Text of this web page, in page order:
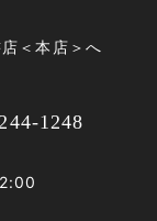
＜本店＞へ
1248